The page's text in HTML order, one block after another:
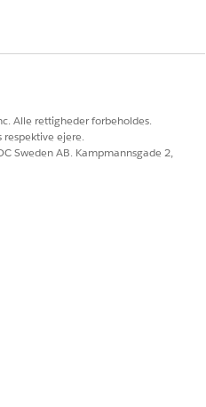
DIT PROBLEM?
vi kan forbedre os!
Alle rettigheder forbeholdes.
ejere.
Sweden AB. Kampmannsgade 2,